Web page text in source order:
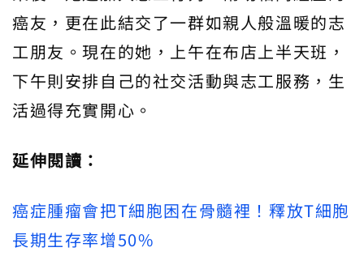
癌友，更在此結交了一群如親人般溫暖的志
工朋友。現在的她，上午在布店上半天班，
下午則安排自己的社交活動與志工服務，生
活過得充實開心。
延伸閱讀：
癌症腫瘤會把T細胞困在骨髓裡！釋放T細胞
長期生存率增50%